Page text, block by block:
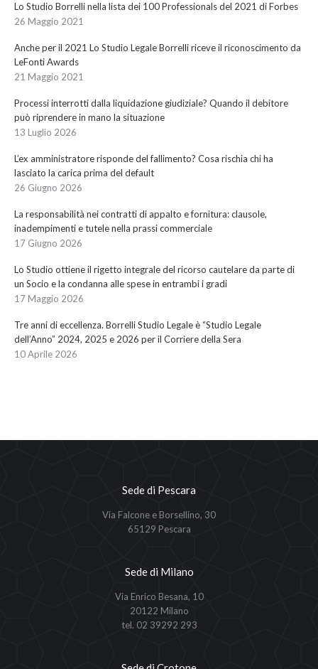
Lo Studio Borrelli nella lista dei 100 Professionals del 2021 di Forbes
26 Maggio 2021
Anche per il 2021 Lo Studio Legale Borrelli riceve il riconoscimento da
LeFonti Awards
21 Maggio 2021
Processi interrotti dalla liquidazione giudiziale? Quando il debitore
può riprendere in mano la situazione
13 Luglio 2026
L’ex amministratore risponde del fallimento? Cosa rischia chi ha
lasciato la carica prima del default
26 Giugno 2026
La responsabilità nei contratti di appalto e fornitura: clausole,
inadempimenti e tutele nella prassi commerciale
17 Giugno 2026
Lo Studio ottiene il rigetto integrale del ricorso cautelare da parte di
un Socio e la condanna alle spese in entrambi i gradi
17 Maggio 2026
Tre anni di eccellenza. Borrelli Studio Legale è “Studio Legale
dell’Anno” 2024, 2025 e 2026 per il Corriere della Sera
10 Aprile 2026
Sede di Pescara
Via Falcone e Borsellino, 30
65129 Pescara
Sede di Milano
Via Enrico Besana, 10
20122 Milano
tel. 02 39292 293